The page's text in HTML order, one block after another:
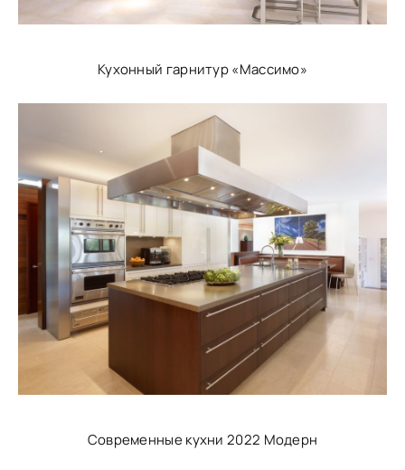
Кухонный гарнитур «Массимо»
Современные кухни 2022 Модерн